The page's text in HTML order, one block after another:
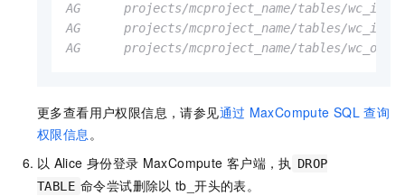
AG      projects/mcproject_name/tables/
AG      projects/mcproject_name/tables/
AG      projects/mcproject_name/tables/
更多查看用户权限信息，请参见通过 MaxCompute SQL 查询
权限信息。
以 Alice 身份登录 MaxCompute 客户端，执 DROP
TABLE 命令尝试删除以 tb_开头的表。